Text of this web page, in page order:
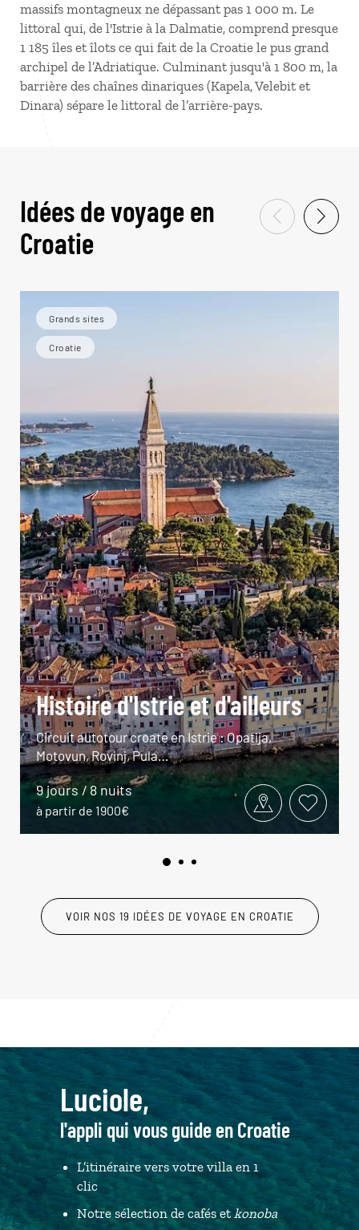
massifs montagneux ne dépassant pas 1 000 m. Le
littoral qui, de l'Istrie à la Dalmatie, comprend presque
1 185 îles et îlots ce qui fait de la Croatie le pus grand
archipel de l’Adriatique. Culminant jusqu'à 1 800 m, la
barrière des chaînes dinariques (Kapela, Velebit et
Dinara) sépare le littoral de l’arrière-pays.
Idées de voyage en
Croatie
Grands sites
Croatie
Histoire d'Istrie et d'ailleurs
Circuit autotour croate en Istrie : Opatija,
Motovun, Rovinj, Pula…
9 jours / 8 nuits
à partir de 1900€
VOIR NOS 19 IDÉES DE VOYAGE EN CROATIE
Luciole,
l'appli qui vous guide en Croatie
L’itinéraire vers votre villa en 1
clic
Notre sélection de cafés et konoba